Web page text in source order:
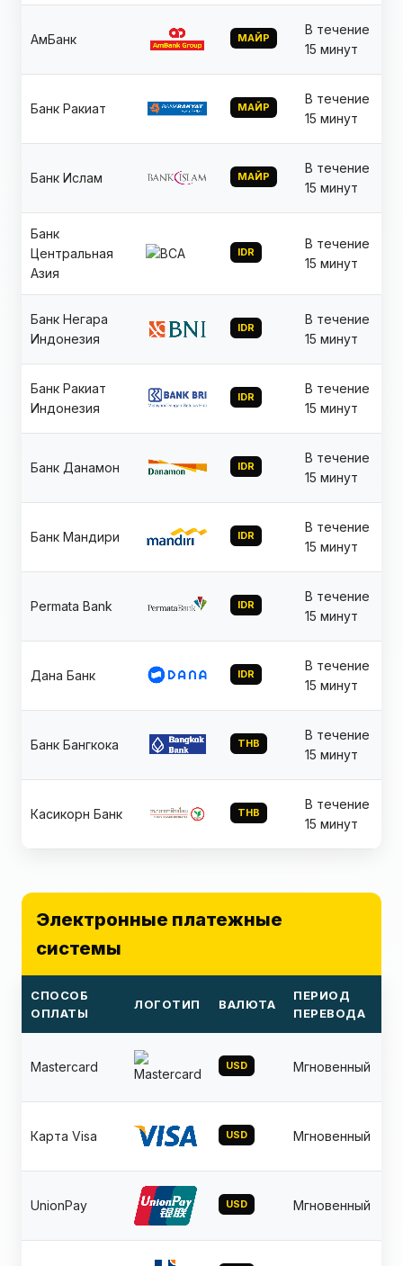
АмБанк МАЙР
В течение
15 минут
Банк Ракиат МАЙР
В течение
15 минут
Банк Ислам МАЙР
В течение
15 минут
Банк
Центральная
Азия
IDR
В течение
15 минут
Банк Негара
Индонезия
IDR
В течение
15 минут
Банк Ракиат
Индонезия
IDR
В течение
15 минут
Банк Данамон IDR
В течение
15 минут
Банк Мандири IDR
В течение
15 минут
Permata Bank IDR
В течение
15 минут
Дана Банк IDR
В течение
15 минут
Банк Бангкока THB
В течение
15 минут
Касикорн Банк THB
В течение
15 минут
Электронные платежные
системы
СПОСОБ
ОПЛАТЫ
ЛОГОТИП ВАЛЮТА
ПЕРИОД
ПЕРЕВОДА
Mastercard USD Мгновенный
Карта Visa USD Мгновенный
UnionPay USD Мгновенный